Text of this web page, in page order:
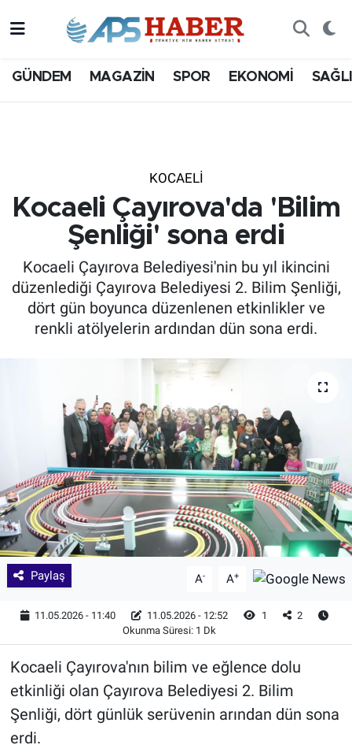
GÜNDEM MAGAZİN SPOR EKONOMİ
KOCAELI
Kocaeli Çayırova'da 'Bilim
Şenliği' sona erdi
Kocaeli Çayırova Belediyesi'nin bu yıl ikincini
düzenlediği Çayırova Belediyesi 2. Bilim Şenliği,
dört gün boyunca düzenlenen etkinlikler ve
renkli atölyelerin ardından dün sona erdi.
Paylaş A- A+
11.05.2026 - 11:40 11.05.2026 - 12:52 1
2
Okunma Süresi: 1 Dk
Kocaeli Çayırova'nın bilim ve eğlence dolu
etkinliği olan Çayırova Belediyesi 2. Bilim
Şenliği, dört günlük serüvenin arından dün sona
erdi.